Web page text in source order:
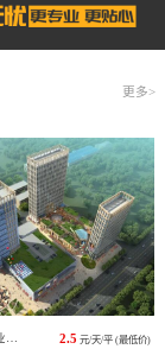
更多>
征鸿-城市时光商业广场 2.5 元/天/平 (最低价)